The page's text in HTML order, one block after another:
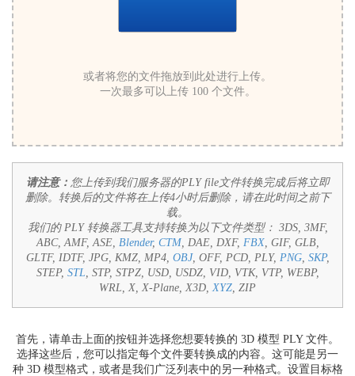
或者将您的文件拖放到此处进行上传。
一次最多可以上传 100 个文件。
请注意： 您上传到我们服务器的PLY file文件转换完成后将立即
删除。转换后的文件将在上传4小时后删除，请在此时间之前下
载。
我们的 PLY 转换器工具支持转换为以下文件类型： 3DS, 3MF,
ABC, AMF, ASE, Blender, CTM, DAE, DXF, FBX, GIF, GLB,
GLTF, IDTF, JPG, KMZ, MP4, OBJ, OFF, PCD, PLY, PNG, SKP,
STEP, STL, STP, STPZ, USD, USDZ, VID, VTK, VTP, WEBP,
WRL, X, X-Plane, X3D,XYZ, ZIP
首先，请单击上面的按钮并选择您想要转换的 3D 模型 PLY 文件。
选择这些后，您可以指定每个文件要转换成的内容。这可能是另一
种 3D 模型格式，或者是我们广泛列表中的另一种格式。设置目标格